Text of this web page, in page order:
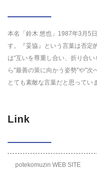
本名「鈴木 悠也」1987年3月5
す。『妥協』という言葉は否定
は“互いを尊重し合い、折り合
ら"最善の策に向かう姿勢"や"次
とても素敵な言葉だと思ってい
Link
potekomuzin WEB SITE